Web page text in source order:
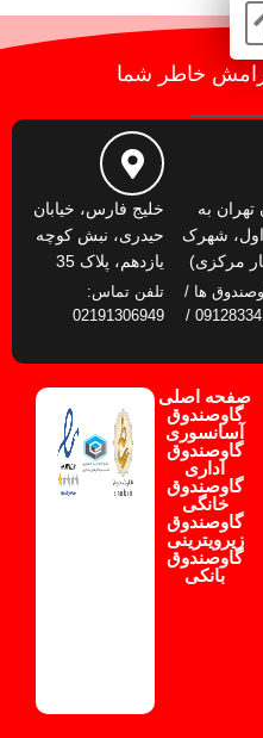
آرامش خاطر شما
اتوبان تهران به
شهرک
مرکزی)
ها /
تلفن تماس: 09128334148 /
خلیج فارس، خیابان
حیدری، نبش کوچه
یازدهم، پلاک 35
تلفن تماس:
02191306949
صفحه اصلی
گاوصندوق
آسانسوری
گاوصندوق
اداری
گاوصندوق
خانگی
گاوصندوق
زیرویترینی
گاوصندوق
بانکی